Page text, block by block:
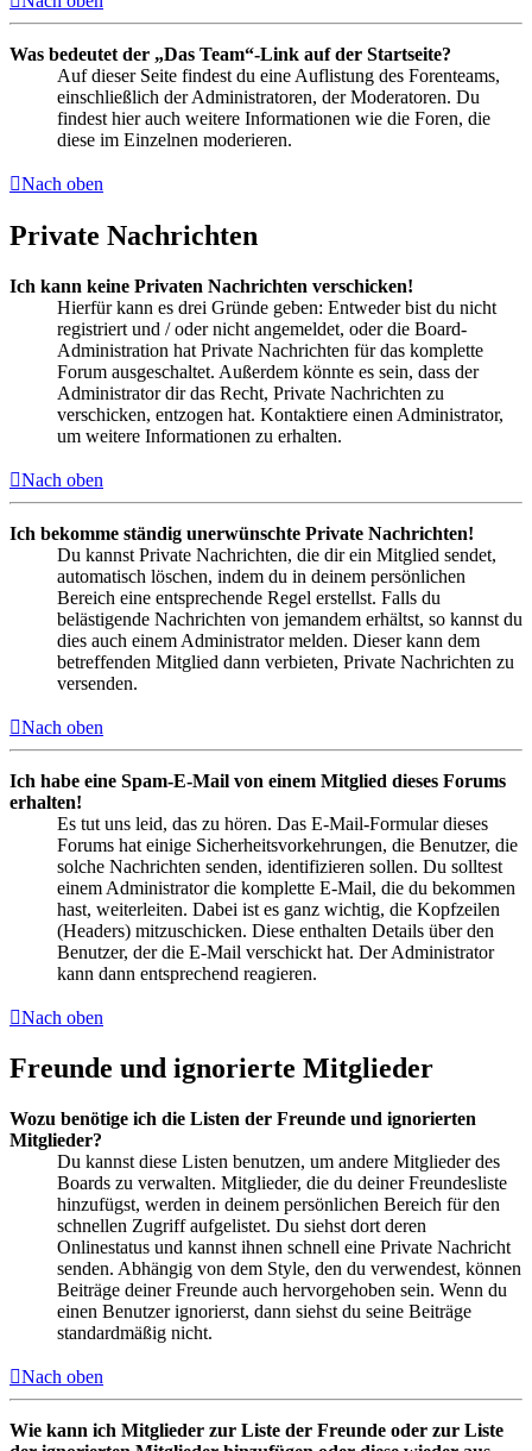
Was bedeutet der „Das Team“-Link auf der Startseite?
Auf dieser Seite findest du eine Auflistung des Forenteams,
einschließlich der Administratoren, der Moderatoren. Du
findest hier auch weitere Informationen wie die Foren, die
diese im Einzelnen moderieren.
Nach oben
Private Nachrichten
Ich kann keine Privaten Nachrichten verschicken!
Hierfür kann es drei Gründe geben: Entweder bist du nicht
registriert und / oder nicht angemeldet, oder die Board-
Administration hat Private Nachrichten für das komplette
Forum ausgeschaltet. Außerdem könnte es sein, dass der
Administrator dir das Recht, Private Nachrichten zu
verschicken, entzogen hat. Kontaktiere einen Administrator,
um weitere Informationen zu erhalten.
Nach oben
Ich bekomme ständig unerwünschte Private Nachrichten!
Du kannst Private Nachrichten, die dir ein Mitglied sendet,
automatisch löschen, indem du in deinem persönlichen
Bereich eine entsprechende Regel erstellst. Falls du
belästigende Nachrichten von jemandem erhältst, so kannst du
dies auch einem Administrator melden. Dieser kann dem
betreffenden Mitglied dann verbieten, Private Nachrichten zu
versenden.
Nach oben
Ich habe eine Spam-E-Mail von einem Mitglied dieses Forums
erhalten!
Es tut uns leid, das zu hören. Das E-Mail-Formular dieses
Forums hat einige Sicherheitsvorkehrungen, die Benutzer, die
solche Nachrichten senden, identifizieren sollen. Du solltest
einem Administrator die komplette E-Mail, die du bekommen
hast, weiterleiten. Dabei ist es ganz wichtig, die Kopfzeilen
(Headers) mitzuschicken. Diese enthalten Details über den
Benutzer, der die E-Mail verschickt hat. Der Administrator
kann dann entsprechend reagieren.
Nach oben
Freunde und ignorierte Mitglieder
Wozu benötige ich die Listen der Freunde und ignorierten
Mitglieder?
Du kannst diese Listen benutzen, um andere Mitglieder des
Boards zu verwalten. Mitglieder, die du deiner Freundesliste
hinzufügst, werden in deinem persönlichen Bereich für den
schnellen Zugriff aufgelistet. Du siehst dort deren
Onlinestatus und kannst ihnen schnell eine Private Nachricht
senden. Abhängig von dem Style, den du verwendest, können
Beiträge deiner Freunde auch hervorgehoben sein. Wenn du
einen Benutzer ignorierst, dann siehst du seine Beiträge
standardmäßig nicht.
Nach oben
Wie kann ich Mitglieder zur Liste der Freunde oder zur Liste